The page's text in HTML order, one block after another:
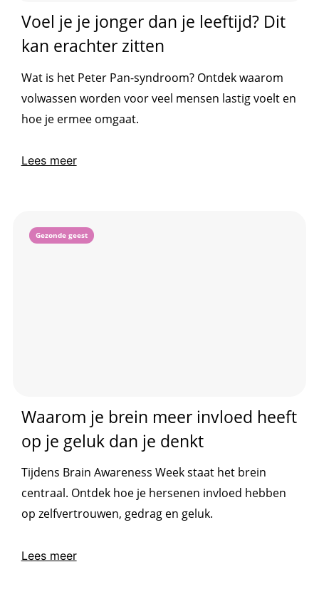
Voel je je jonger dan je leeftijd? Dit
kan erachter zitten
Wat is het Peter Pan-syndroom? Ontdek waarom
volwassen worden voor veel mensen lastig voelt en
hoe je ermee omgaat.
Lees meer
Gezonde geest
Waarom je brein meer invloed heeft
op je geluk dan je denkt
Tijdens Brain Awareness Week staat het brein
centraal. Ontdek hoe je hersenen invloed hebben
op zelfvertrouwen, gedrag en geluk.
Lees meer